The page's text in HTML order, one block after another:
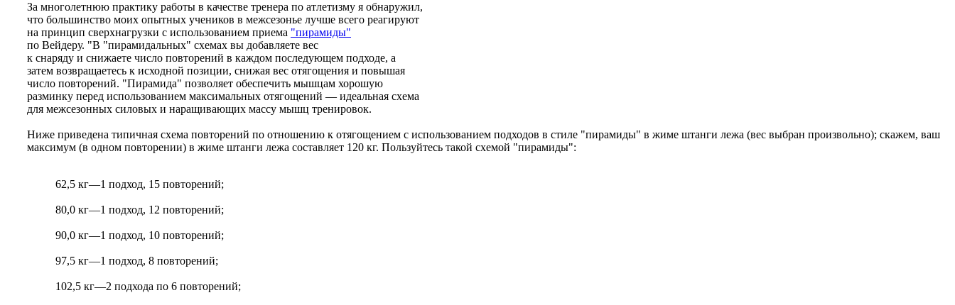
За многолетнюю практику работы в качестве тренера по атлетизму я обнаружил,
что большинство моих опытных учеников в межсезонье лучше всего реагируют
на принцип сверхнагрузки с использованием приема "пирамиды"
по Вейдеру. "В "пирамидальных" схемах вы добавляете вес
к снаряду и снижаете число повторений в каждом последующем подходе, а
затем возвращаетесь к исходной позиции, снижая вес отягощения и повышая
число повторений. "Пирамида" позволяет обеспечить мышцам хорошую
разминку перед использованием максимальных отягощений — идеальная схема
для межсезонных силовых и наращивающих массу мышц тренировок.
Ниже приведена типичная схема повторений по отношению к отягощением с использованием подходов в стиле "пирамиды" в жиме штанги лежа (вес выбран произвольно); скажем, ваш
максимум (в одном повторении) в жиме штанги лежа составляет 120 кг. Пользуйтесь такой схемой "пирамиды":
62,5 кг—1 подход, 15 повторений;
80,0 кг—1 подход, 12 повторений;
90,0 кг—1 подход, 10 повторений;
97,5 кг—1 подход, 8 повторений;
102,5 кг—2 подхода по 6 повторений;